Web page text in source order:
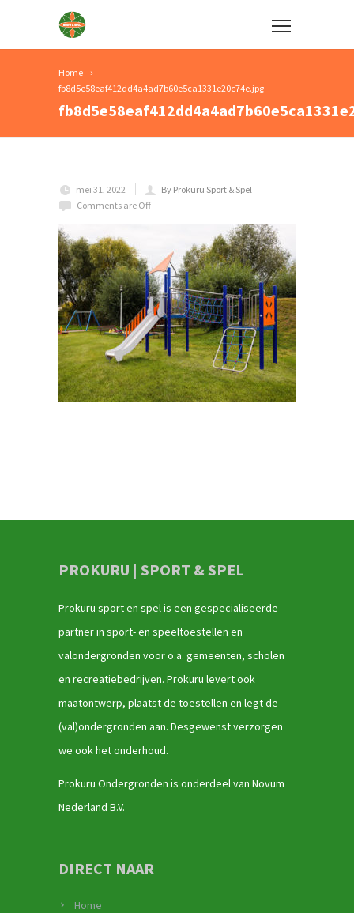
Home
fb8d5e58eaf412dd4a4ad7b60e5ca1331e20c74e.jpg
mei 31, 2022
By Prokuru Sport & Spel
Comments are Off
PROKURU | SPORT & SPEL
Prokuru sport en spel is een gespecialiseerde
partner in sport- en speeltoestellen en
valondergronden voor o.a. gemeenten, scholen
en recreatiebedrijven. Prokuru levert ook
maatontwerp, plaatst de toestellen en legt de
(val)ondergronden aan. Desgewenst verzorgen
we ook het onderhoud.
Prokuru Ondergronden is onderdeel van Novum
Nederland B.V.
DIRECT NAAR
Home